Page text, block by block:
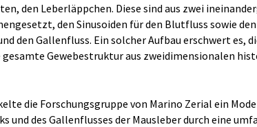
den Leberläppchen. Diese sind aus zwei
den Sinusoiden für den Blutfluss sowie
den Gallenfluss. Ein solcher Aufbau erschwert es,
Gewebestruktur aus zweidimensionalen
die Forschungsgruppe von Marino Zerial ein
und des Gallenflusses der Mausleber durch eine